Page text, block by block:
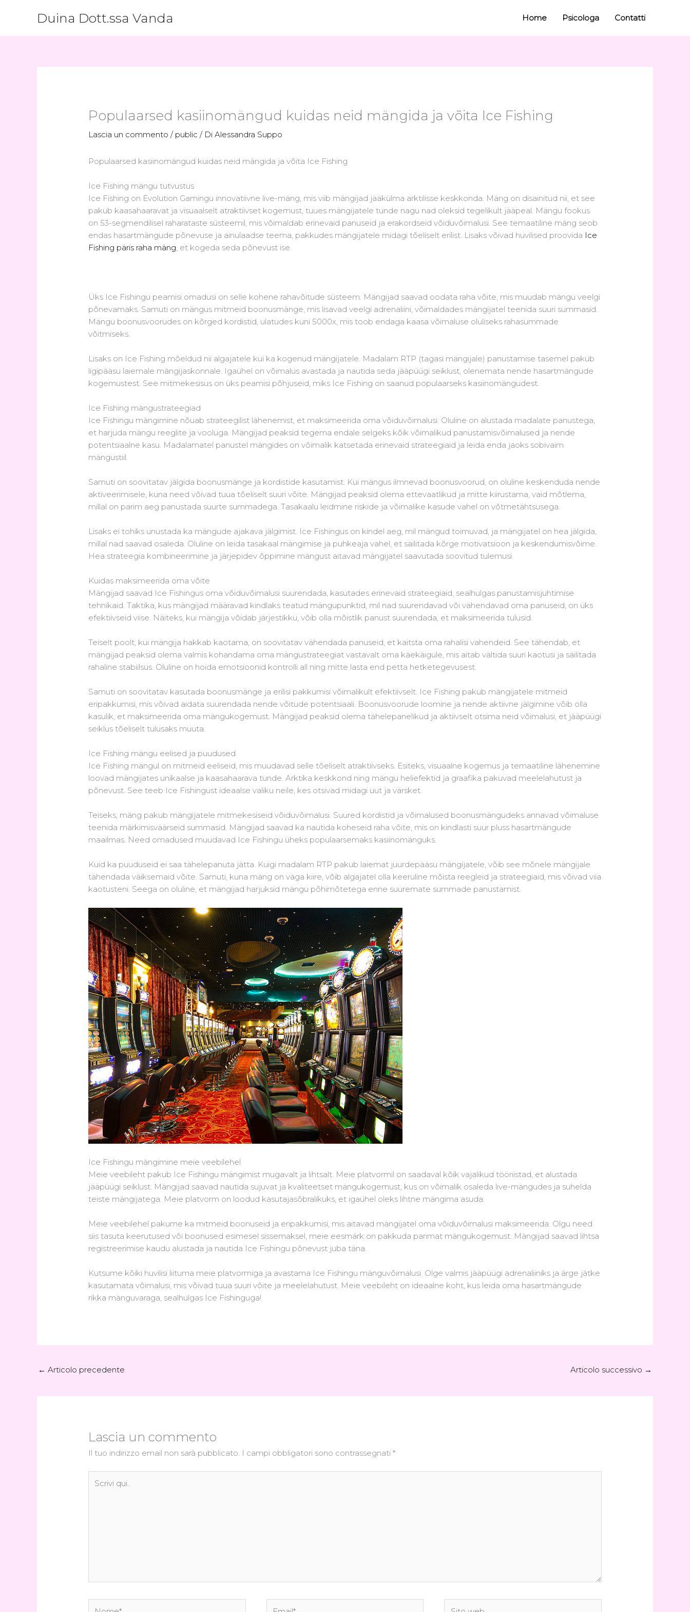
Duina Dott.ssa Vanda Home Psicologa Contatti
Populaarsed kasiinomängud kuidas neid mängida ja võita Ice Fishing
Lascia un commento / public / DiAlessandra Suppo
Populaarsed kasiinomängud kuidas neid mängida ja võita Ice Fishing
Ice Fishing mängu tutvustus
Ice Fishing on Evolution Gamingu innovatiivne live-mäng, mis viib mängijad jääkülma arktilisse keskkonda. Mäng on disainitud nii, et see
pakub kaasahaaravat ja visuaalselt atraktiivset kogemust, tuues mängijatele tunde nagu nad oleksid tegelikult jääpeal. Mängu fookus
on 53-segmendilisel raharataste süsteemil, mis võimaldab erinevaid panuseid ja erakordseid võiduvõimalusi. See temaatiline mäng seob
endas hasartmängude põnevuse ja ainulaadse teema, pakkudes mängijatele midagi tõeliselt erilist. Lisaks võivad huvilised proovida Ice
Fishing päris raha mäng, et kogeda seda põnevust ise.
Üks Ice Fishingu peamisi omadusi on selle kohene rahavõitude süsteem. Mängijad saavad oodata raha võite, mis muudab mängu veelgi
põnevamaks. Samuti on mängus mitmeid boonusmänge, mis lisavad veelgi adrenaliini, võimaldades mängijatel teenida suuri summasid.
Mängu boonusvoorudes on kõrged kordistid, ulatudes kuni 5000x, mis toob endaga kaasa võimaluse oluliseks rahasummade
võitmiseks.
Lisaks on Ice Fishing mõeldud nii algajatele kui ka kogenud mängijatele. Madalam RTP (tagasi mängijale) panustamise tasemel pakub
ligipääsu laiemale mängijaskonnale. Igaühel on võimalus avastada ja nautida seda jääpüügi seiklust, olenemata nende hasartmängude
kogemustest. See mitmekesisus on üks peamisi põhjuseid, miks Ice Fishing on saanud populaarseks kasiinomängudest.
Ice Fishing mängustrateegiad
Ice Fishingu mängimine nõuab strateegilist lähenemist, et maksimeerida oma võiduvõimalusi. Oluline on alustada madalate panustega,
et harjuda mängu reeglite ja vooluga. Mängijad peaksid tegema endale selgeks kõik võimalikud panustamisvõimalused ja nende
potentsiaalne kasu. Madalamatel panustel mängides on võimalik katsetada erinevaid strateegiaid ja leida enda jaoks sobivaim
mängustiil.
Samuti on soovitatav jälgida boonusmänge ja kordistide kasutamist. Kui mängus ilmnevad boonusvoorud, on oluline keskenduda nende
aktiveerimisele, kuna need võivad tuua tõeliselt suuri võite. Mängijad peaksid olema ettevaatlikud ja mitte kiirustama, vaid mõtlema,
millal on parim aeg panustada suurte summadega. Tasakaalu leidmine riskide ja võimalike kasude vahel on võtmetähtsusega.
Lisaks ei tohiks unustada ka mängude ajakava jälgimist. Ice Fishingus on kindel aeg, mil mängud toimuvad, ja mängijatel on hea jälgida,
millal nad saavad osaleda. Oluline on leida tasakaal mängimise ja puhkeaja vahel, et säilitada kõrge motivatsioon ja keskendumisvõime.
Hea strateegia kombineerimine ja järjepidev õppimine mängust aitavad mängijatel saavutada soovitud tulemusi.
Kuidas maksimeerida oma võite
Mängijad saavad Ice Fishingus oma võiduvõimalusi suurendada, kasutades erinevaid strateegiaid, sealhulgas panustamisjuhtimise
tehnikaid. Taktika, kus mängijad määravad kindlaks teatud mängupunktid, mil nad suurendavad või vähendavad oma panuseid, on üks
efektiivseid viise. Näiteks, kui mängija võidab järjestikku, võib olla mõistlik panust suurendada, et maksimeerida tulusid.
Teiselt poolt, kui mängija hakkab kaotama, on soovitatav vähendada panuseid, et kaitsta oma rahalisi vahendeid. See tähendab, et
mängijad peaksid olema valmis kohandama oma mängustrateegiat vastavalt oma käekäigule, mis aitab vältida suuri kaotusi ja säilitada
rahaline stabiilsus. Oluline on hoida emotsioonid kontrolli all ning mitte lasta end petta hetketegevusest.
Samuti on soovitatav kasutada boonusmänge ja erilisi pakkumisi võimalikult efektiivselt. Ice Fishing pakub mängijatele mitmeid
eripakkumisi, mis võivad aidata suurendada nende võitude potentsiaali. Boonusvoorude loomine ja nende aktiivne jälgimine võib olla
kasulik, et maksimeerida oma mängukogemust. Mängijad peaksid olema tähelepanelikud ja aktiivselt otsima neid võimalusi, et jääpüügi
seiklus tõeliselt tulusaks muuta.
Ice Fishing mängu eelised ja puudused
Ice Fishing mängul on mitmeid eeliseid, mis muudavad selle tõeliselt atraktiivseks. Esiteks, visuaalne kogemus ja temaatiline lähenemine
loovad mängijates unikaalse ja kaasahaarava tunde. Arktika keskkond ning mängu heliefektid ja graafika pakuvad meelelahutust ja
põnevust. See teeb Ice Fishingust ideaalse valiku neile, kes otsivad midagi uut ja värsket.
Teiseks, mäng pakub mängijatele mitmekesiseid võiduvõimalusi. Suured kordistid ja võimalused boonusmängudeks annavad võimaluse
teenida märkimisväärseid summasid. Mängijad saavad ka nautida koheseid raha võite, mis on kindlasti suur pluss hasartmängude
maailmas. Need omadused muudavad Ice Fishingu üheks populaarsemaks kasiinomänguks.
Kuid ka puuduseid ei saa tähelepanuta jätta. Kuigi madalam RTP pakub laiemat juurdepääsu mängijatele, võib see mõnele mängijale
tähendada väiksemaid võite. Samuti, kuna mäng on väga kiire, võib algajatel olla keeruline mõista reegleid ja strateegiaid, mis võivad viia
kaotusteni. Seega on oluline, et mängijad harjuksid mängu põhimõtetega enne suuremate summade panustamist.
Ice Fishingu mängimine meie veebilehel
Meie veebileht pakub Ice Fishingu mängimist mugavalt ja lihtsalt. Meie platvormil on saadaval kõik vajalikud tööriistad, et alustada
jääpüügi seiklust. Mängijad saavad nautida sujuvat ja kvaliteetset mängukogemust, kus on võimalik osaleda live-mängudes ja suhelda
teiste mängijatega. Meie platvorm on loodud kasutajasõbralikuks, et igaühel oleks lihtne mängima asuda.
Meie veebilehel pakume ka mitmeid boonuseid ja eripakkumisi, mis aitavad mängijatel oma võiduvõimalusi maksimeerida. Olgu need
siis tasuta keerutused või boonused esimesel sissemaksel, meie eesmärk on pakkuda parimat mängukogemust. Mängijad saavad lihtsa
registreerimise kaudu alustada ja nautida Ice Fishingu põnevust juba täna.
Kutsume kõiki huvilisi liituma meie platvormiga ja avastama Ice Fishingu mänguvõimalusi. Olge valmis jääpüügi adrenaliiniks ja ärge jätke
kasutamata võimalusi, mis võivad tuua suuri võite ja meelelahutust. Meie veebileht on ideaalne koht, kus leida oma hasartmängude
rikka mänguvaraga, sealhulgas Ice Fishinguga!
← Articolo precedente Articolo successivo →
Lascia un commento
Il tuo indirizzo email non sarà pubblicato. I campi obbligatori sono contrassegnati*
qui..